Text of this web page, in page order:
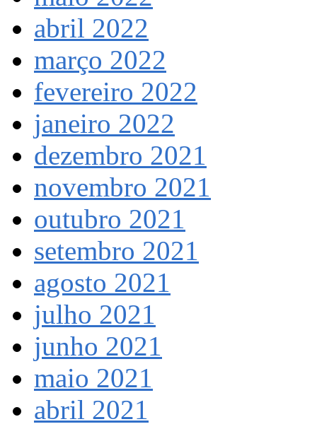
abril 2022
março 2022
fevereiro 2022
janeiro 2022
dezembro 2021
novembro 2021
outubro 2021
setembro 2021
agosto 2021
julho 2021
junho 2021
maio 2021
abril 2021